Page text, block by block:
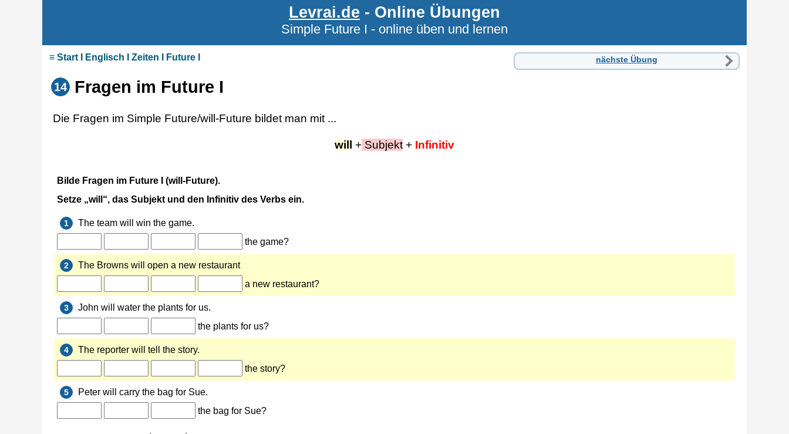
Levrai.de - Online Übungen
Simple Future I - online üben und lernen
≡ Start I Englisch I Zeiten I Future I nächste Übung
14 Fragen im Future I
Die Fragen im Simple Future/will-Future bildet man mit ...
will + Subjekt + Infinitiv